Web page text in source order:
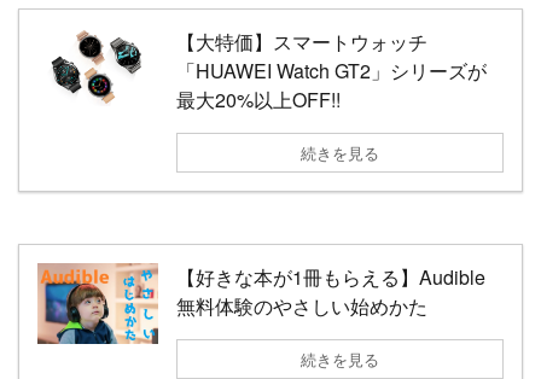
【大特価】スマートウォッチ
「HUAWEI Watch GT2」シリーズが
最大20%以上OFF!!
続きを見る
【好きな本が1冊もらえる】Audible
無料体験のやさしい始めかた
続きを見る